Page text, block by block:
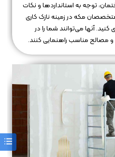
توجه به استانداردها و نکات
مکه در زمینه نازک کاری
آنها می‌توانند شما را در
مصالح مناسب راهنمایی کنند.